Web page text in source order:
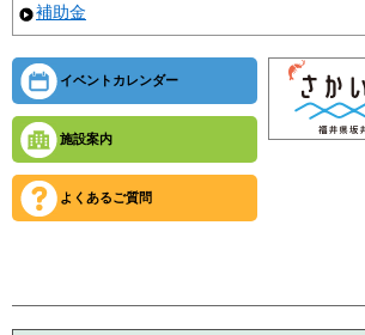
補助金
イベントカレンダー
施設案内
よくあるご質問